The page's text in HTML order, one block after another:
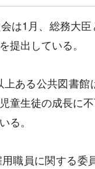
は1月、総務大
提出している。
ある公共図書館
童生徒の成長に
る。
職員に関する委